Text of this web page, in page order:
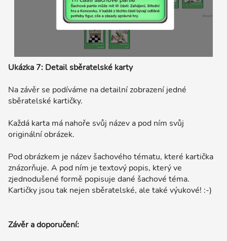
Ukázka 7: Detail sběratelské karty
Na závěr se podíváme na detailní zobrazení jedné
sběratelské kartičky.
Každá karta má nahoře svůj název a pod ním svůj
originální obrázek.
Pod obrázkem je název šachového tématu, které kartička
znázorňuje. A pod ním je textový popis, který ve
zjednodušené formě popisuje dané šachové téma.
Kartičky jsou tak nejen sběratelské, ale také výukové! :-)
Závěr a doporučení: